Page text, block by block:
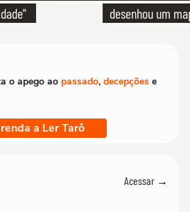
desenhou um
o apego ao passado, decepções e
a Ler Tarô
Acessar →